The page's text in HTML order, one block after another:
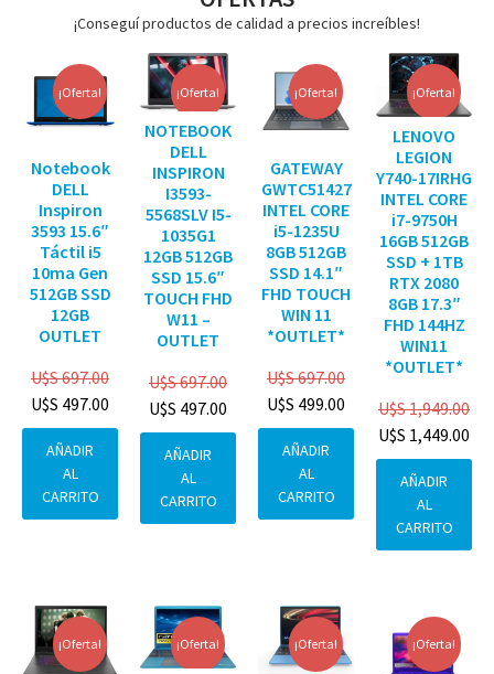
¡Conseguí productos de calidad a precios increíbles!
¡Oferta!
Notebook
DELL
Inspiron
3593 15.6″
Táctil i5
10ma Gen
512GB SSD
12GB
OUTLET
U$S697.00
U$S 497.00
AÑADIR
AL
CARRITO
¡Oferta!
NOTEBOOK
DELL
INSPIRON
I3593-
5568SLV I5-
1035G1
12GB 512GB
SSD 15.6″
TOUCH FHD
W11 –
OUTLET
U$S697.00
U$S 497.00
AÑADIR
AL
CARRITO
¡Oferta!
GATEWAY
GWTC51427
INTEL CORE
i5-1235U
8GB 512GB
SSD 14.1″
FHD TOUCH
WIN 11
*OUTLET*
U$S697.00
U$S 499.00
AÑADIR
AL
CARRITO
¡Oferta!
LENOVO
LEGION
Y740-17IRHG
INTEL CORE
i7-9750H
16GB 512GB
SSD + 1TB
RTX 2080
8GB 17.3″
FHD 144HZ
WIN11
*OUTLET*
U$S1,949.00
U$S 1,449.00
AÑADIR
AL
CARRITO
¡Oferta! ¡Oferta! ¡Oferta! ¡Oferta!